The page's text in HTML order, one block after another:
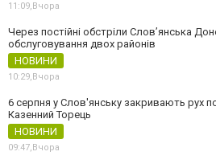
11:09, Вчора
Через постійні обстріли Слов’янська
обслуговування двох районів
НОВИНИ
10:29, Вчора
6 серпня у Слов'янську закривають рух
Казенний Торець
НОВИНИ
09:47, Вчора